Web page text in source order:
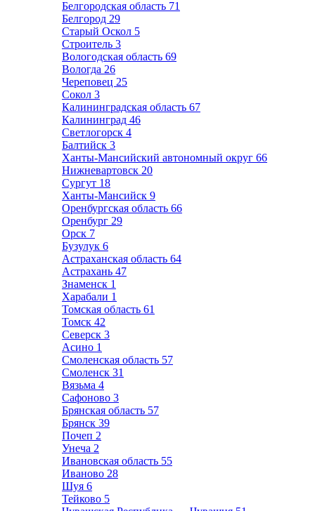
Белгородская область 71
Белгород 29
Старый Оскол 5
Строитель 3
Вологодская область 69
Вологда 26
Череповец 25
Сокол 3
Калининградская область 67
Калининград 46
Светлогорск 4
Балтийск 3
Ханты-Мансийский автономный округ 66
Нижневартовск 20
Сургут 18
Ханты-Мансийск 9
Оренбургская область 66
Оренбург 29
Орск 7
Бузулук 6
Астраханская область 64
Астрахань 47
Знаменск 1
Харабали 1
Томская область 61
Томск 42
Северск 3
Асино 1
Смоленская область 57
Смоленск 31
Вязьма 4
Сафоново 3
Брянская область 57
Брянск 39
Почеп 2
Унеча 2
Ивановская область 55
Иваново 28
Шуя 6
Тейково 5